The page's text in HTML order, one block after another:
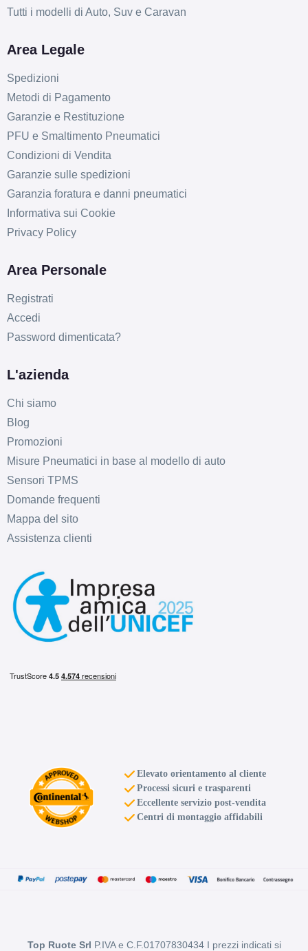
Tutti i modelli di Auto, Suv e Caravan
Area Legale
Spedizioni
Metodi di Pagamento
Garanzie e Restituzione
PFU e Smaltimento Pneumatici
Condizioni di Vendita
Garanzie sulle spedizioni
Garanzia foratura e danni pneumatici
Informativa sui Cookie
Privacy Policy
Area Personale
Registrati
Accedi
Password dimenticata?
L'azienda
Chi siamo
Blog
Promozioni
Misure Pneumatici in base al modello di auto
Sensori TPMS
Domande frequenti
Mappa del sito
Assistenza clienti
Elevato orientamento al cliente
Processi sicuri e trasparenti
Eccellente servizio post-vendita
Centri di montaggio affidabili
Top Ruote Srl P.IVA e C.F.01707830434 I prezzi indicati si